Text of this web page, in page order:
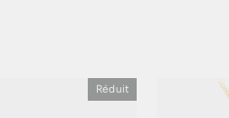
Réduit